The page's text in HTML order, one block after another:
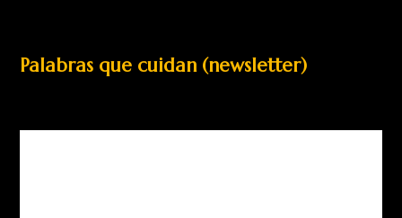
Palabras que cuidan (newsletter)